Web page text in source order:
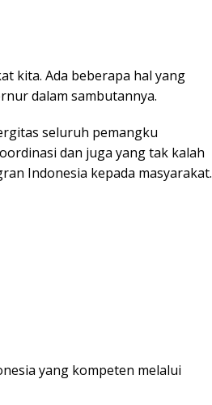
kita. Ada beberapa hal yang
dalam sambutannya.
seluruh pemangku
dan juga yang tak kalah
Indonesia kepada masyarakat.
yang kompeten melalui